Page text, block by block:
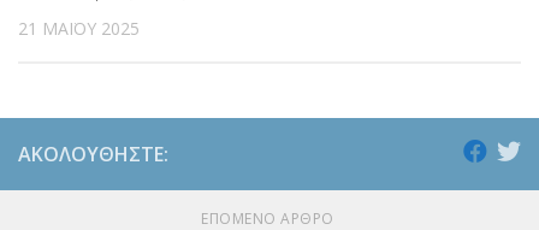
21 ΜΑΪ́ΟΥ 2025
ΑΚΟΛΟΥΘΉΣΤΕ:
ΕΠΌΜΕΝΟ ΆΡΘΡΟ